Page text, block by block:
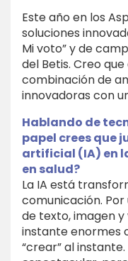
Este año en los
soluciones
Mi voto” y de
del Betis. Creo
combinación de
innovadoras con
Hablando de
papel crees que
artificial (IA) en
en salud?
La IA está
comunicación.
de texto, imagen
instante enormes
“crear” al